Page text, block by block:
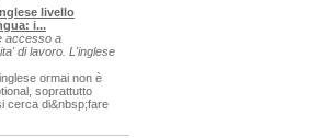
livello
i...
accesso a
di lavoro. L'inglese
ormai non è
soprattutto
cerca di&nbsp;fare